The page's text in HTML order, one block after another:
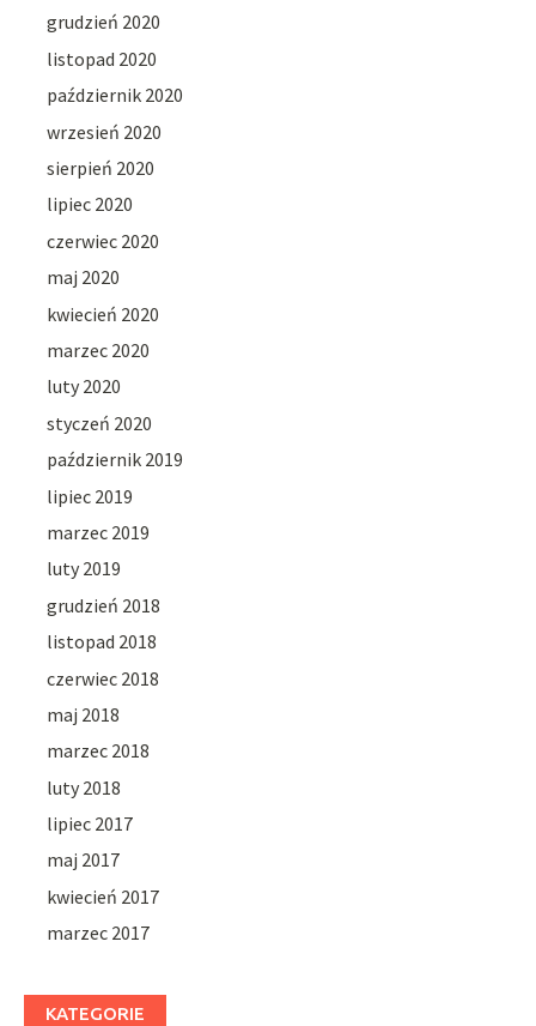
grudzień 2020
listopad 2020
październik 2020
wrzesień 2020
sierpień 2020
lipiec 2020
czerwiec 2020
maj 2020
kwiecień 2020
marzec 2020
luty 2020
styczeń 2020
październik 2019
lipiec 2019
marzec 2019
luty 2019
grudzień 2018
listopad 2018
czerwiec 2018
maj 2018
marzec 2018
luty 2018
lipiec 2017
maj 2017
kwiecień 2017
marzec 2017
KATEGORIE